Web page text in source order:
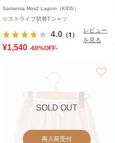
Samansa Mos2 Lagom（KIDS）
☆ストライプ切替Tシャツ
4.0 （1）
レビュー
を見る
¥1,540 -60%OFF-
SOLD OUT
再入荷受付